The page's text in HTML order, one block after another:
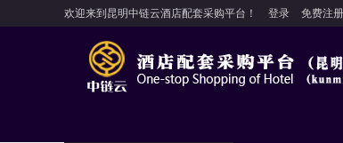
欢迎来到昆明中链云酒店配套采购平台！ 登录 免费注册